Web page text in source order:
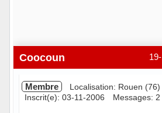
Coocoun
Membre
Localisation: Rouen (76)
Inscrit(e): 03-11-2006
Messages: